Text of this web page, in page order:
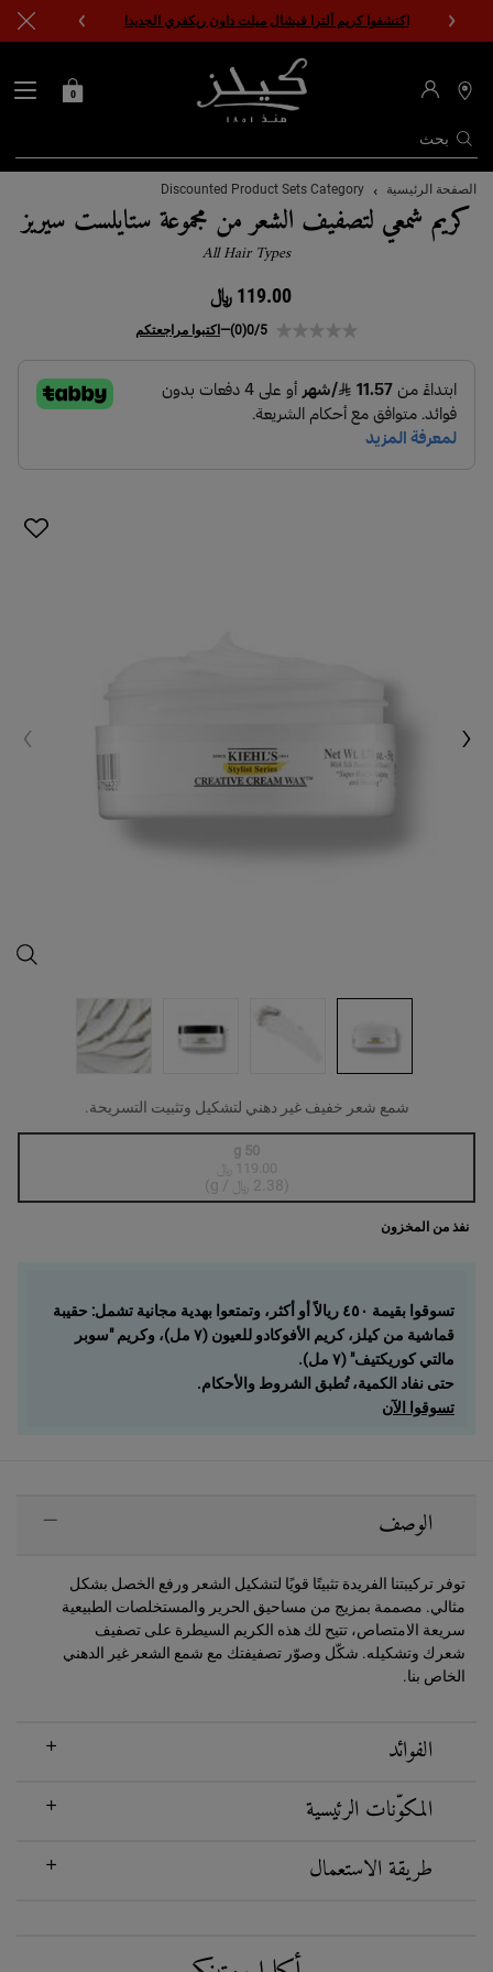
اكتشفوا كريم ألترا فيشال ميلت داون ريكفري الجديد!
بحث
محدد
المتاجر
حقيبتي
0
المحتوى الرئيسي
الصفحة الرئيسية Discounted Product Sets Category
كريم شمعي لتصفيف الشعر من مجموعة ستايلست سيريز
All Hair Types
119.00 ﷼
0/5
(0)
— اكتبوا مراجعتكم
شمع شعر خفيف غير دهني لتشكيل وتثبيت التسريحة.
Selected
أنواع المنتج غير متوفرة في المخزون، {0}
50 g
119.00 ﷼
(2.38 ﷼ / g)
نفذ من المخزون
تسوقوا بقيمة ٤٥٠ ريالاً أو أكثر، وتمتعوا بهدية مجانية تشمل: حقيبة
قماشية من كيلز، كريم الأفوكادو للعيون (٧ مل)، وكريم "سوبر
مالتي كوريكتيف" (٧ مل).
حتى نفاد الكمية، تُطبق الشروط والأحكام.
تسوقوا الآن
الوصف
توفر تركيبتنا الفريدة تثبيتًا قويًا لتشكيل الشعر ورفع الخصل بشكل
مثالي. مصممة بمزيج من مساحيق الحرير والمستخلصات الطبيعية
سريعة الامتصاص، تتيح لك هذه الكريم السيطرة على تصفيف
شعرك وتشكيله. شكّل وصوّر تصفيفتك مع شمع الشعر غير الدهني
الخاص بنا.
الفوائد
المكوّنات الرئيسية
طريقة الاستعمال